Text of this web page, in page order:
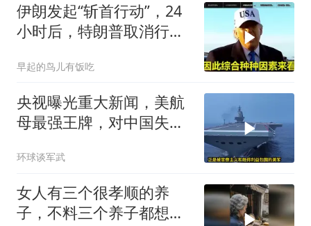
伊朗发起“斩首行动”，24
小时后，特朗普取消行
早起的鸟儿有饭吃
央视曝光重大新闻，美航
母最强王牌，对中国失
环球谈军武
女人有三个很孝顺的养
子，不料三个养子都想害